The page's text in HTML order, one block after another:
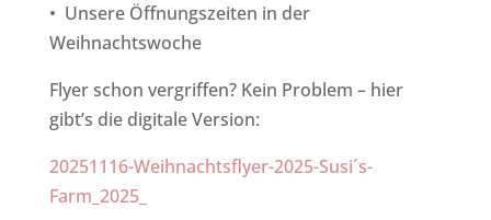
• Unsere Öffnungszeiten in der
Weihnachtswoche
Flyer schon vergriffen? Kein Problem – hier
gibt’s die digitale Version:
20251116-Weihnachtsflyer-2025-Susi´s-
Farm_2025_